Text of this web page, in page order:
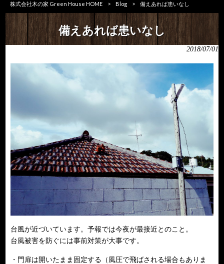
株式会社木の家 Green House HOME > Blog > 備えあれば患いなし
備えあれば患いなし
2018/07/01
台風が近づいています。予報では今夜が最接近とのこと。
台風被害を防ぐには事前対策が大事です。
・門扉は開いたまま固定する（風圧で飛ばされる場合もありま